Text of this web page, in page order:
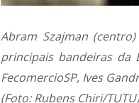
Abram Szajman
principais bandeiras da
FecomercioSP, Ives
(Foto: Rubens Chiri/TUTU)